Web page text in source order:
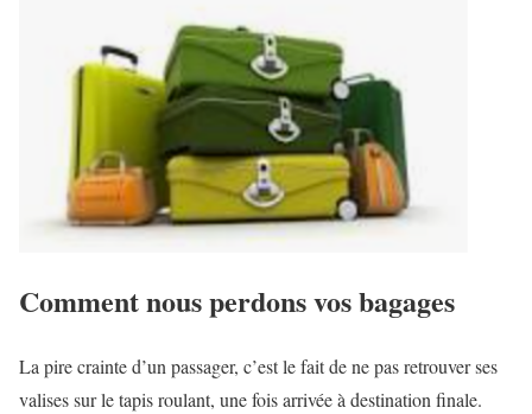
Comment nous perdons vos bagages
La pire crainte d’un passager, c’est le fait de ne pas retrouver ses
valises sur le tapis roulant, une fois arrivée à destination finale.